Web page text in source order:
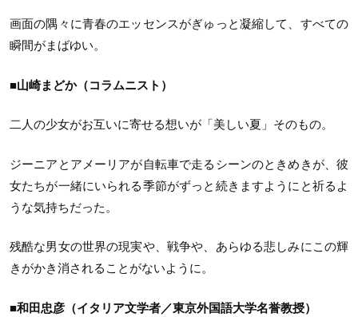
画面の隅々に青春のエッセンスがぎゅっと凝縮して、すべての
瞬間がまばゆい。
■山崎まどか（コラムニスト）
二人の少女がお互いに寄せる想いが「美しい夏」そのもの。
ジーニアとアメーリアが自転車で走るシーンのときめきが、彼
女たちが一緒にいられる季節がずっと続きますようにと祈るよ
うな気持ちだった。
残酷な男女の世界の現実や、戦争や、あらゆる悲しみにこの輝
きがかき消されることがないように。
■和田忠彦（イタリア文学者／東京外国語大学名誉教授）